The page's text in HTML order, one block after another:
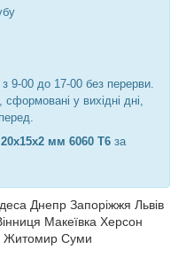
з 9-00 до 17-00 без перерви.
у вихідні дні,
мм 6060 Т6 за
Днепр Запоріжжя Львів
Макеївка Херсон
Житомир Суми